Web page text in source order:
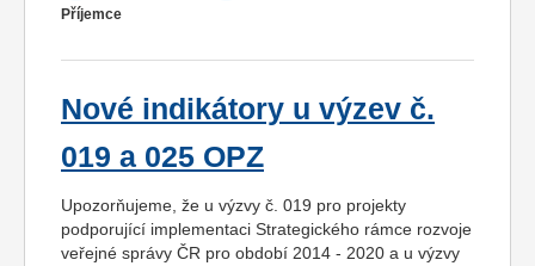
Příjemce
Nové indikátory u výzev č.
019 a 025 OPZ
Upozorňujeme, že u výzvy č. 019 pro projekty
podporující implementaci Strategického rámce rozvoje
veřejné správy ČR pro období 2014 - 2020 a u výzvy